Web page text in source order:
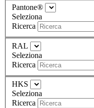
Pantone®
Seleziona
Ricerca
RAL
Seleziona
Ricerca
HKS
Seleziona
Ricerca